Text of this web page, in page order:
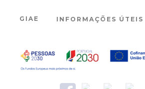
GIAE INFORMAÇÕES ÚTEIS